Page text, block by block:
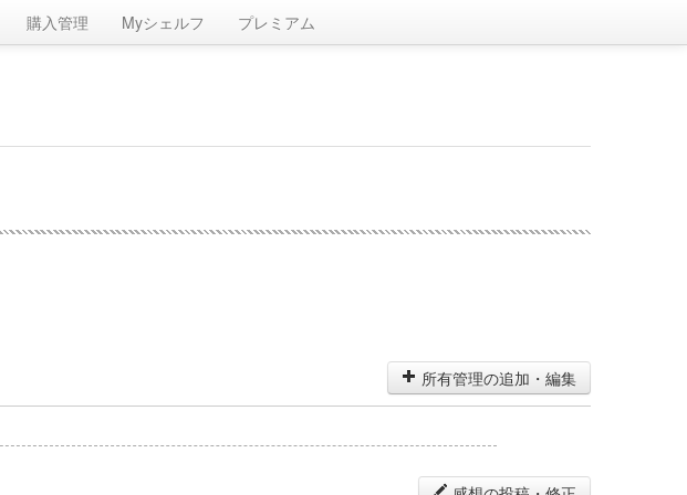
購入管理 Myシェルフ プレミアム
所有管理の追加・編集